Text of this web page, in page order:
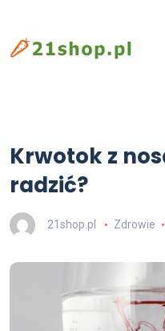
Krwotok z
radzić?
21shop.pl Zdrowie